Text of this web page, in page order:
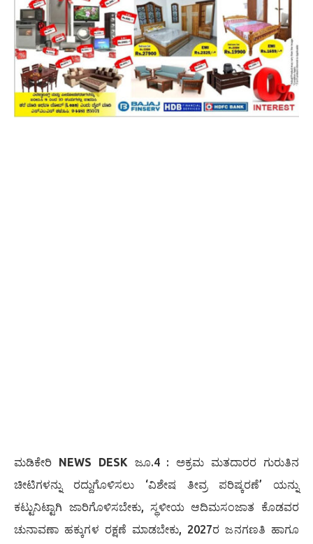
ಮಡಿಕೇರಿ NEWS DESK ಜೂ.4 : ಅಕ್ರಮ ಮತದಾರರ ಗುರುತಿನ
ಚೀಟಿಗಳನ್ನು ರದ್ದುಗೊಳಿಸಲು ‘ವಿಶೇಷ ತೀವ್ರ ಪರಿಷ್ಕರಣೆ’ ಯನ್ನು
ಕಟ್ಟುನಿಟ್ಟಾಗಿ ಜಾರಿಗೊಳಿಸಬೇಕು, ಸ್ಥಳೀಯ ಆದಿಮಸಂಜಾತ ಕೊಡವರ
ಚುನಾವಣಾ ಹಕ್ಕುಗಳ ರಕ್ಷಣೆ ಮಾಡಬೇಕು, 2027ರ ಜನಗಣತಿ ಹಾಗೂ